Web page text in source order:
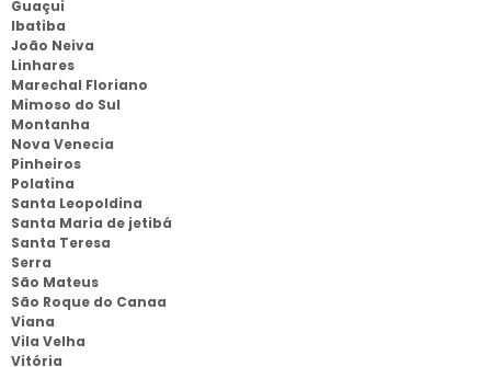
Guaçui
Ibatiba
João Neiva
Linhares
Marechal Floriano
Mimoso do Sul
Montanha
Nova Venecia
Pinheiros
Polatina
Santa Leopoldina
Santa Maria de jetibá
Santa Teresa
Serra
São Mateus
São Roque do Canaa
Viana
Vila Velha
Vitória